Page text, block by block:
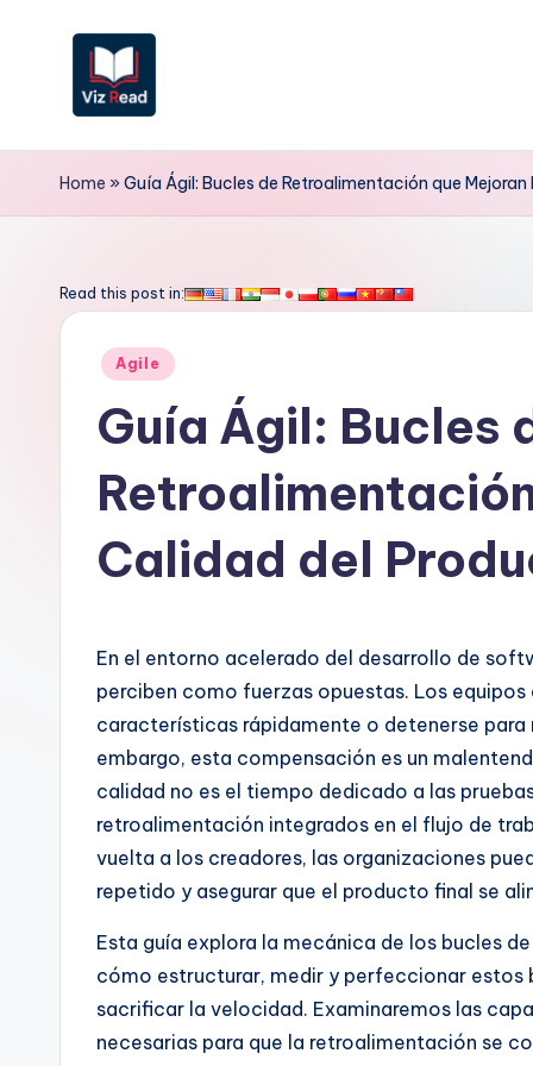
V
iz
e
is
A
ft
w
Home »Guía Ágil: Bucles de Retroalimentación que
Read this post in:
Publicado
Agile
Guía Ágil: Bucles
Calidad del
En el entorno acelerado del desarrollo de
perciben como fuerzas opuestas. Los
características rápidamente o detenerse
embargo, esta compensación es un
calidad no es el tiempo dedicado a las
retroalimentación integrados en el flujo de
vuelta a los creadores, las organizaciones
repetido y asegurar que el producto final se
Esta guía explora la mecánica de los bucles
cómo estructurar, medir y perfeccionar estos
sacrificar la velocidad. Examinaremos las
necesarias para que la retroalimentación se